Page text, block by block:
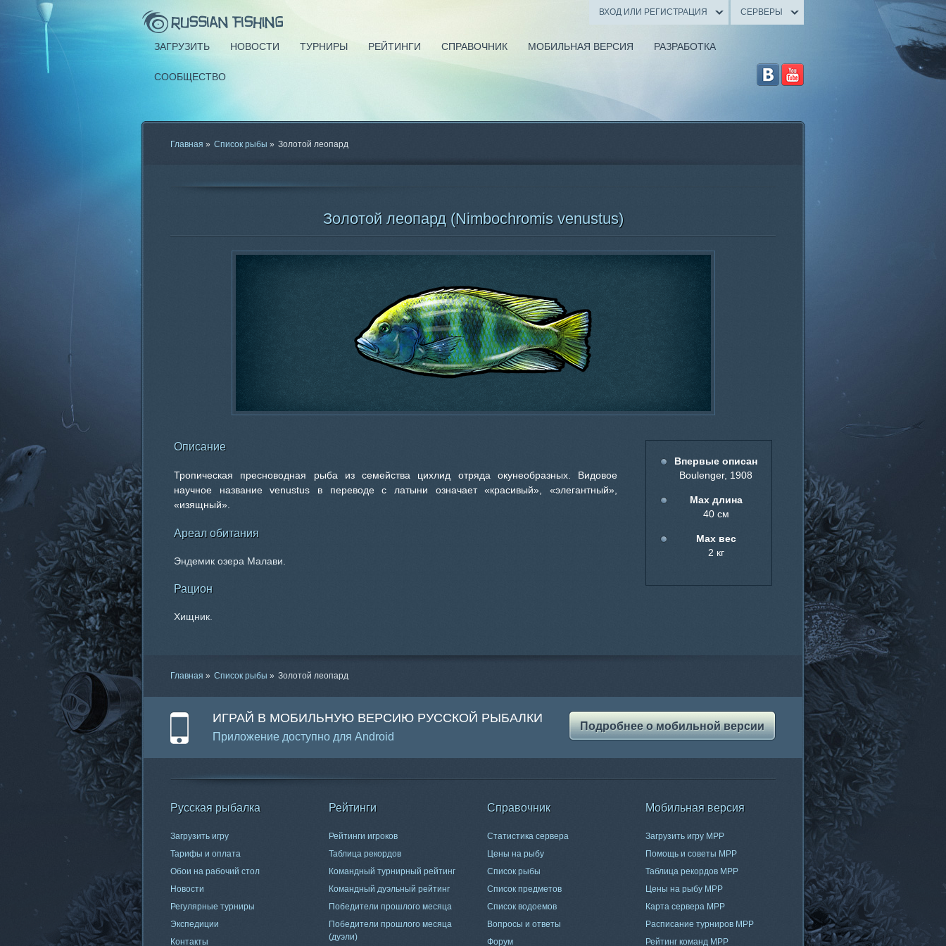
СЕРВЕРЫ
ВХОД ИЛИ РЕГИСТРАЦИЯ
ЗАГРУЗИТЬ НОВОСТИ ТУРНИРЫ РЕЙТИНГИ СПРАВОЧНИК МОБИЛЬНАЯ ВЕРСИЯ РАЗРАБОТКА
СООБЩЕСТВО
Главная » Список рыбы » Золотой леопард
Золотой леопард (Nimbochromis venustus)
Впервые описан
Boulenger, 1908
Мах длина
40 см
Мах вес
2 кг
Описание
Тропическая пресноводная рыба из семейства цихлид отряда окунеобразных. Видовое
научное название venustus в переводе с латыни означает «красивый», «элегантный»,
«изящный».
Ареал обитания
Эндемик озера Малави.
Рацион
Хищник.
Главная » Список рыбы » Золотой леопард
ИГРАЙ В МОБИЛЬНУЮ ВЕРСИЮ РУССКОЙ РЫБАЛКИ
Приложение доступно для Android
Подробнее о мобильной версии
Русская рыбалка
Загрузить игру
Тарифы и оплата
Обои на рабочий стол
Новости
Регулярные турниры
Экспедиции
Контакты
Рейтинги
Рейтинги игроков
Таблица рекордов
Командный турнирный рейтинг
Командный дуэльный рейтинг
Победители прошлого месяца
Победители прошлого месяца
(дуэли)
Справочник
Статистика сервера
Цены на рыбу
Список рыбы
Список предметов
Список водоемов
Вопросы и ответы
Форум
Мобильная версия
Загрузить игру МРР
Помощь и советы МРР
Таблица рекордов МРР
Цены на рыбу МРР
Карта сервера МРР
Расписание турниров МРР
Рейтинг команд МРР